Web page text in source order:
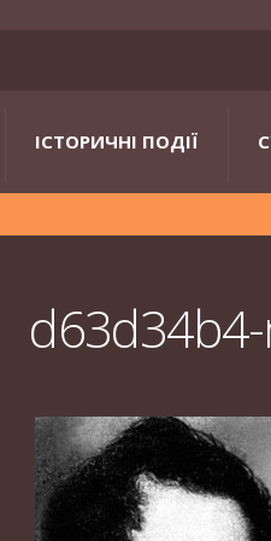
ІСТОРИЧНІ ПОДІЇ